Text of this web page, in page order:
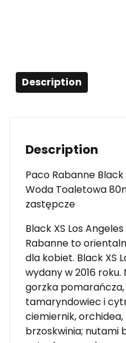
Description
Description
Paco Rabanne
Woda Toaletowa
zastępcze
Black XS Los
Rabanne to
dla kobiet. Black XS
wydany w 2016 roku.
gorzka pomarańcza,
tamaryndowiec i
ciemiernik,
brzoskwinia; nutami